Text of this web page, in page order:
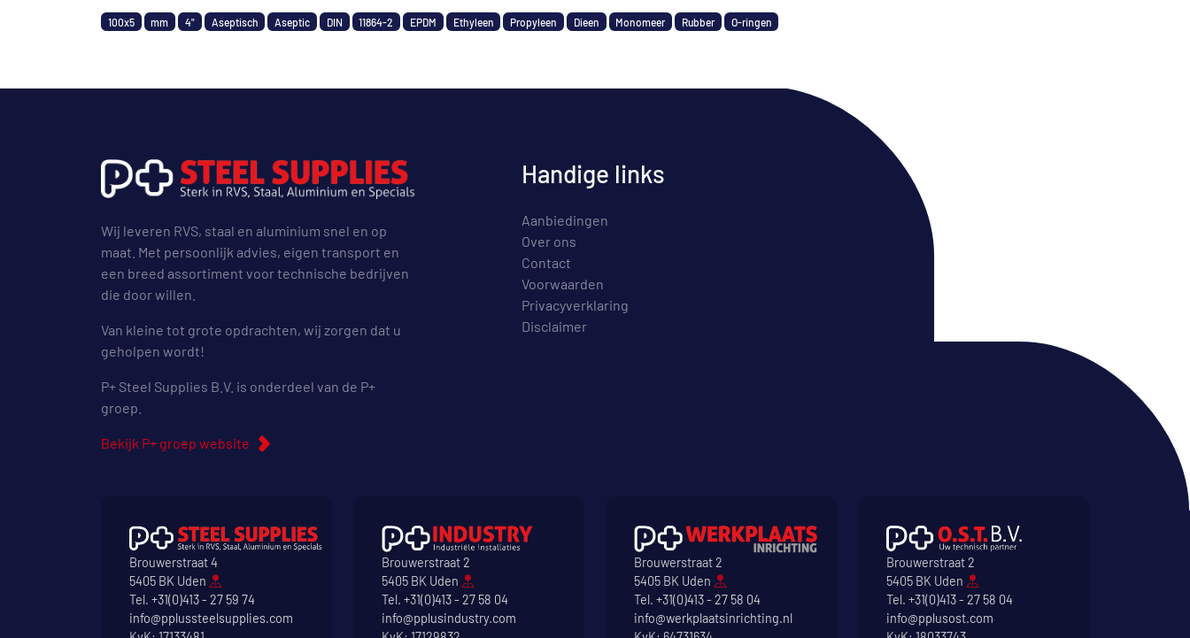
100x5 mm 4" Aseptisch Aseptic DIN 11864-2 EPDM Ethyleen Propyleen Dieen Monomeer Rubber O-ringen
Wij leveren RVS, staal en aluminium snel en op
maat. Met persoonlijk advies, eigen transport en
een breed assortiment voor technische bedrijven
die door willen.
Van kleine tot grote opdrachten, wij zorgen dat u
geholpen wordt!
P+ Steel Supplies B.V. is onderdeel van de P+
groep.
Bekijk P+ groep website
Handige links
Aanbiedingen
Over ons
Contact
Voorwaarden
Privacyverklaring
Disclaimer
Brouwerstraat 4
5405 BK Uden
Tel. +31(0)413 - 27 59 74
info@pplussteelsupplies.com
Brouwerstraat 2
5405 BK Uden
Tel. +31(0)413 - 27 58 04
info@pplusindustry.com
Brouwerstraat 2
5405 BK Uden
Tel. +31(0)413 - 27 58 04
info@werkplaatsinrichting.nl
Brouwerstraat 2
5405 BK Uden
Tel. +31(0)413 - 27 58 04
info@pplusost.com